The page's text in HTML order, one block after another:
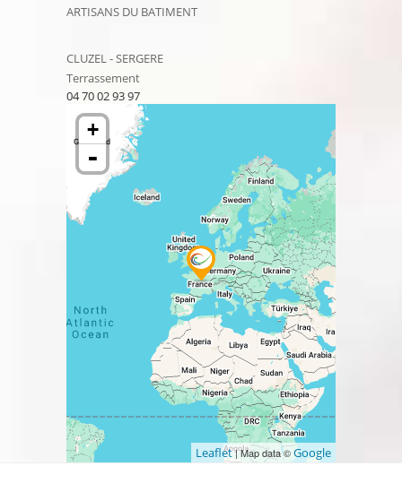
ARTISANS DU BATIMENT
CLUZEL - SERGERE
Terrassement
04 70 02 93 97
+
-
Leaflet| Map data ©Google